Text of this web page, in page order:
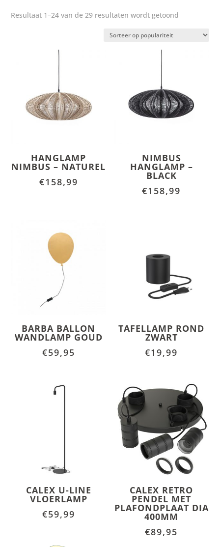
Resultaat 1–24 van de 29 resultaten wordt getoond
HANGLAMP
NIMBUS – NATUREL
€158,99
NIMBUS
HANGLAMP –
BLACK
€158,99
BARBA BALLON
WANDLAMP GOUD
€59,95
TAFELLAMP ROND
ZWART
€19,99
CALEX U-LINE
VLOERLAMP
€59,99
CALEX RETRO
PENDEL MET
PLAFONDPLAAT DIA
400MM
€89,95